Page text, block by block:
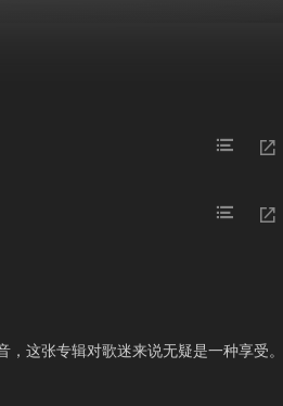
这张专辑对歌迷来说无疑是一种享受。